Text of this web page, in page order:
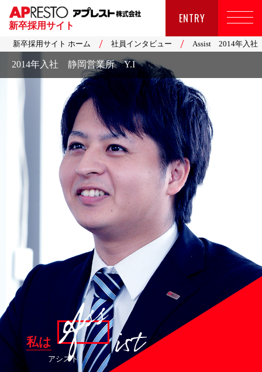
新卒採用サイト
ENTRY
新卒採用サイト ホーム 社員インタビュー Assist 2014年入
私は
アシスト
2014年入社 静岡営業所 Y.I